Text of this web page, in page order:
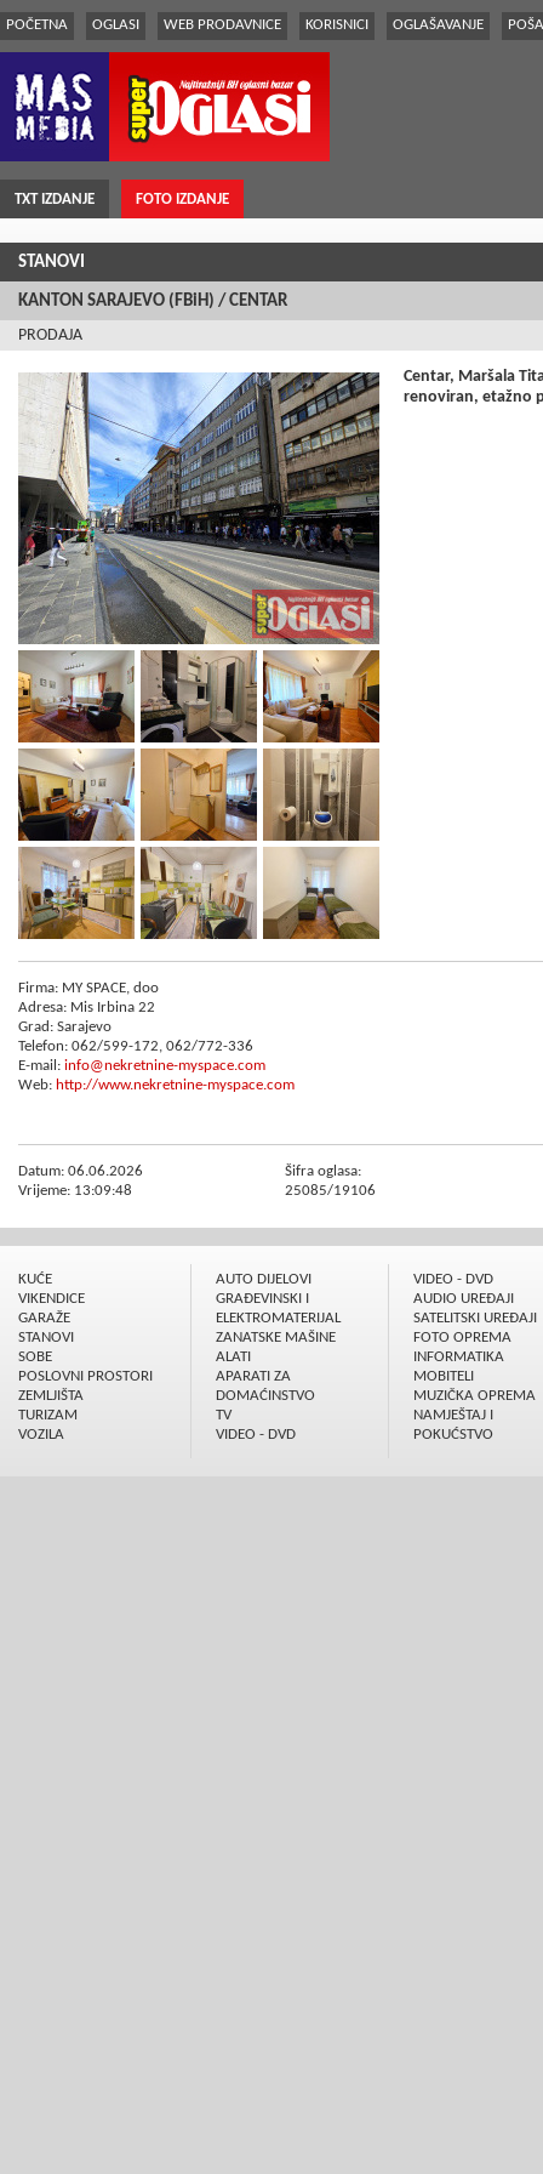
POČETNA OGLASI WEB PRODAVNICE KORISNICI OGLAŠAVANJE
TXT IZDANJE FOTO IZDANJE
STANOVI
KANTON SARAJEVO (FBiH) / CENTAR
PRODAJA
Centar, Maršala
renoviran, etažno
Firma: MY SPACE, doo
Adresa: Mis Irbina 22
Grad: Sarajevo
Telefon: 062/599-172, 062/772-336
E-mail: info@nekretnine-myspace.com
Web: http://www.nekretnine-myspace.com
Datum: 06.06.2026
Vrijeme: 13:09:48
Šifra oglasa:
25085/19106
KUĆE
VIKENDICE
GARAŽE
STANOVI
SOBE
POSLOVNI PROSTORI
ZEMLJIŠTA
TURIZAM
VOZILA
AUTO DIJELOVI
GRAÐEVINSKI I
ELEKTROMATERIJAL
ZANATSKE MAŠINE
ALATI
APARATI ZA
DOMAĆINSTVO
TV
VIDEO - DVD
VIDEO - DVD
AUDIO UREÐAJI
SATELITSKI UREÐAJI
FOTO OPREMA
INFORMATIKA
MOBITELI
MUZIČKA OPREMA
NAMJEŠTAJ I
POKUĆSTVO